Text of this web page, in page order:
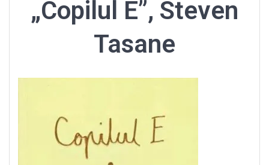
„Copilul E”, Steven
Tasane